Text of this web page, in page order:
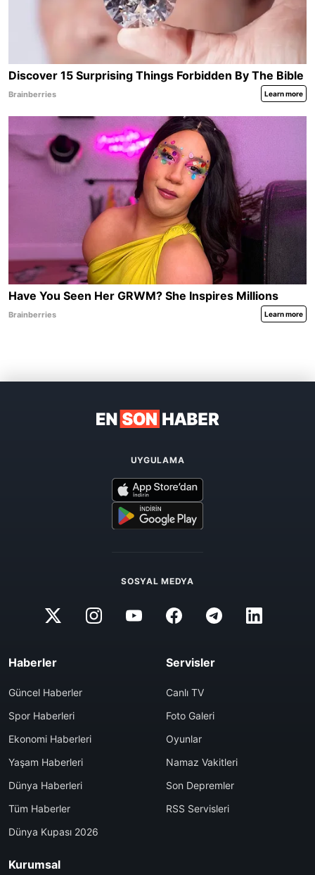
UYGULAMA
SOSYAL MEDYA
Haberler
Güncel Haberler
Spor Haberleri
Ekonomi Haberleri
Yaşam Haberleri
Dünya Haberleri
Tüm Haberler
Dünya Kupası 2026
Servisler
Canlı TV
Foto Galeri
Oyunlar
Namaz Vakitleri
Son Depremler
RSS Servisleri
Kurumsal